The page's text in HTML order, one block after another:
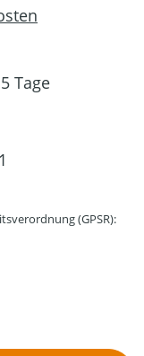
Tage
(GPSR):